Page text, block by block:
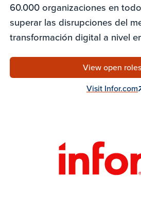
60.000 organizaciones en
superar las disrupciones del
transformación digital a nivel
View open roles
Visit Infor.com